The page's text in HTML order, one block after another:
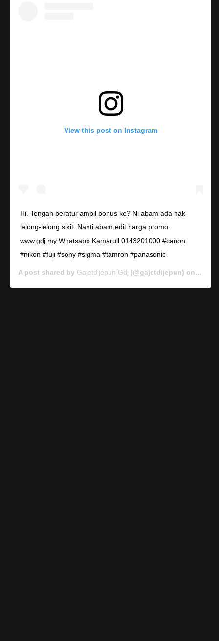
View this post on Instagram
Hi. Tengah beratur ambil bonus ke? Ni abam ada nak
lelong-lelong sikit. Nanti abam edit harga promo.
www.gdj.my Whatsapp Kamarull 0143201000 #canon
#nikon #fuji #sony #sigma #tamron #panasonic
A post shared by Gajetdijepun Gdj (@gajetdijepun) on Jan 7,